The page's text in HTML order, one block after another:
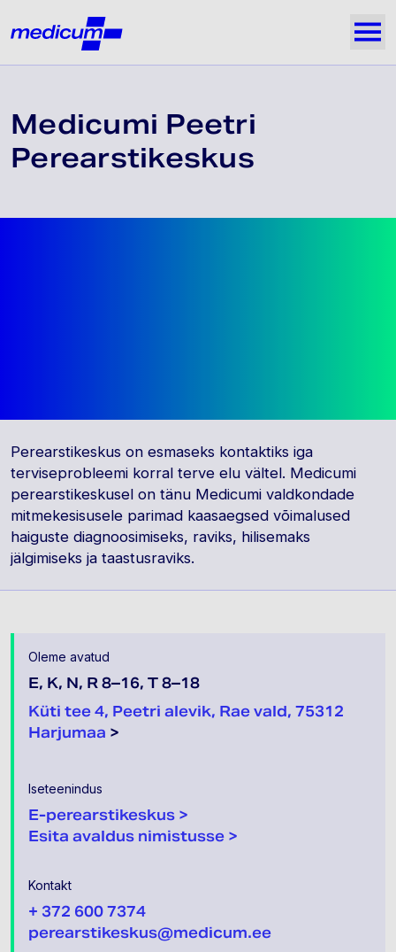
Medicum
Medicumi Peetri
Perearstikeskus
Perearstikeskus on esmaseks kontaktiks iga
terviseprobleemi korral terve elu vältel. Medicumi
perearstikeskusel on tänu Medicumi valdkondade
mitmekesisusele parimad kaasaegsed võimalused
haiguste diagnoosimiseks, raviks, hilisemaks
jälgimiseks ja taastusraviks.
Oleme avatud
E, K, N, R 8–16, T 8–18
Küti tee 4, Peetri alevik, Rae vald, 75312
Harjumaa >
Iseteenindus
E-perearstikeskus >
Esita avaldus nimistusse >
Kontakt
+ 372 600 7374
perearstikeskus@medicum.ee